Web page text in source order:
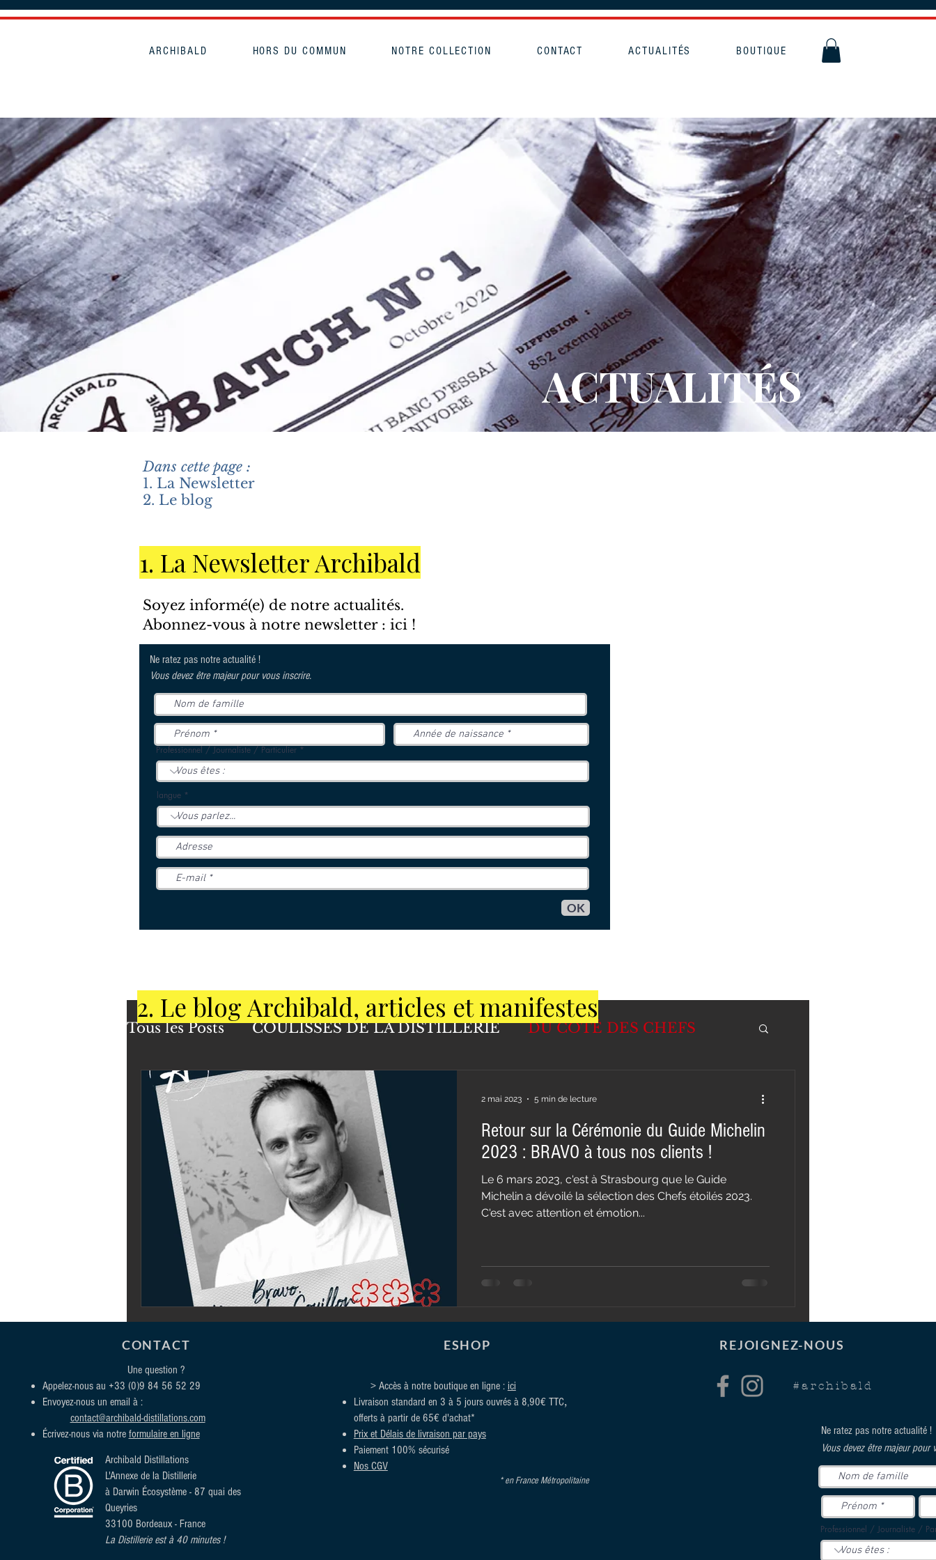
ARCHIBALD HORS DU COMMUN NOTRE COLLECTION CONTACT ACTUALITÉS BOUTIQUE
ACTUALITÉS
Dans cette page :
1. La Newsletter
2. Le blog
1. La Newsletter Archibald​
Soyez informé(e) de notre actualités.
Abonnez-vous à notre newsletter : ici !
Ne ratez pas notre actualité !
Vous devez être majeur pour vous inscrire.
Professionnel / Journaliste / Particulier
langue
OK
Tous les Posts COULISSES DE LA DISTILLERIE DU CÔTÉ DES CHEFS
POSITIVE SPIRIT RETOUR D'EXPÉRIENCE
SAVOIR-FAIRE & TERROIR DEGUSTATIONRetour sur la Cérémonie du Guide Michelin
2023 : BRAVO à tous nos clients !
Le 6 mars 2023, c'est à Strasbourg que le Guide
Michelin a dévoilé la sélection des Chefs étoilés 2023.
C'est avec attention et émotion...
2 mai 2023 5 min de lecture
2. Le blog Archibald, articles et manifestes
CONTACT
Une question ?
Appelez-nous au +33 (0)9 84 56 52 29
Envoyez-nous un email à :
contact@archibald-distillations.com
Écrivez-nous via notre formulaire en ligne
Archibald Distillations
L'Annexe de la Distillerie
à Darwin Écosystème - 87 quai des
Queyries
33100 Bordeaux - France
La Distillerie est à 40 minutes !
ESHOP
> Accès à notre boutique en ligne : ici
Livraison standard en 3 à 5 jours ouvrés à 8,90€ TTC,
offerts à partir de 65€ d'achat*
Prix et Délais de livraison par pays
Paiement 100% sécurisé
Nos CGV
* en France Métropolitaine
REJOIGNEZ-NOUS
#archibald
Ne ratez pas notre actualité !
Vous devez être majeur pour
Professionnel / Journaliste /